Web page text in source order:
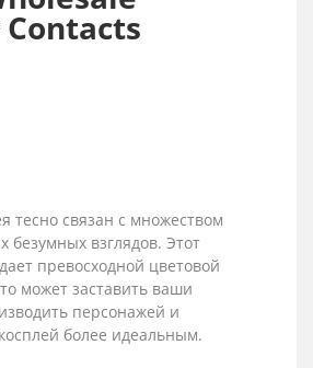
тесно связан с множеством
безумных взглядов. Этот
превосходной цветовой
может заставить ваши
персонажей и
более идеальным.